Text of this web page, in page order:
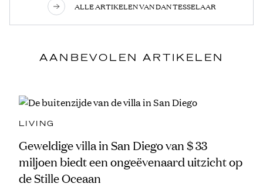
ALLE ARTIKELEN VAN DAN TESSELAAR
AANBEVOLEN ARTIKELEN
LIVING
Geweldige villa in San Diego van $ 33
miljoen biedt een ongeëvenaard uitzicht op
de Stille Oceaan